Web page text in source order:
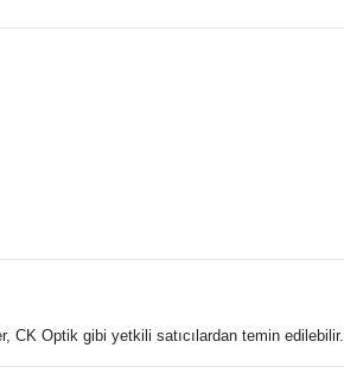
CK Optik gibi yetkili satıcılardan temin edilebilir.